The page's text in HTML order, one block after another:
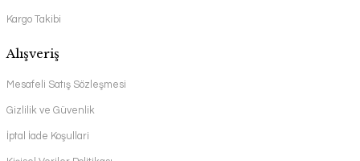
Kargo Takibi
Alışveriş
Mesafeli Satış Sözleşmesi
Gizlilik ve Güvenlik
İptal İade Koşullari